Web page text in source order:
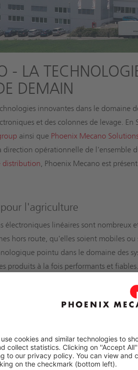
- LA
DEMAIN
innovantes dans le domaine
et des colonnes de levage. En
ainsi que Phoenix Mecano
opérationnelle de l'ensemble
distribution , Phoenix Mecano est
l'agriculture
électroniques linéaires sont nombreux
hors route, qu'elles soient mobiles ou
pointu dans le domaine des
produits à la fois performants et fiables.
combinent des forces de
aux conditions extrêmes telles que
dans des systèmes exigeants où
électriques de Phoenix Mecano
ou pour la robotique agricole
de systèmes d'aération, de